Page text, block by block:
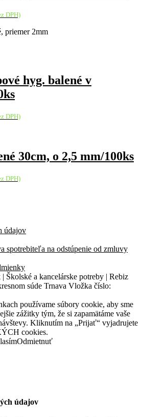
DPH)
priemer 2mm
hyg. balené v
DPH)
30cm, o 2,5 mm/100ks
DPH)
údajov
spotrebiteľa na odstúpenie od zmluvy
a kancelárske potreby | Rebiz
súde Trnava Vložka číslo:
používame súbory cookie, aby sme
zážitky tým, že si zapamätáme vaše
Kliknutím na „Prijať“ vyjadrujete
cookies.
Odmietnuť
údajov